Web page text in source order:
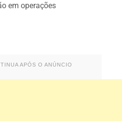
em operações
APÓS O ANÚNCIO